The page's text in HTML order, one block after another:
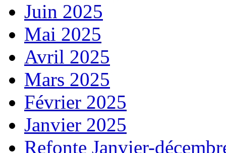
Juin 2025
Mai 2025
Avril 2025
Mars 2025
Février 2025
Janvier 2025
Refonte Janvier-